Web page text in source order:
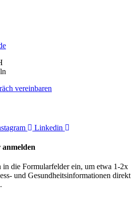
vereinbaren
Linkedin
in die Formularfelder ein, um etwa 1-2x
und Gesundheitsinformationen direkt